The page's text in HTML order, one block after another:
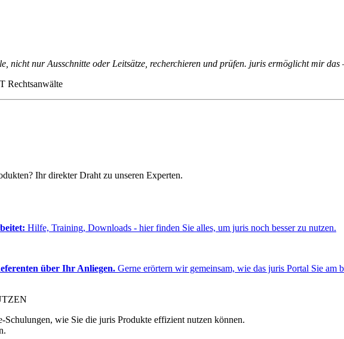
nicht nur Ausschnitte oder Leitsätze, recherchieren und prüfen. juris ermöglicht mir
Rechtsanwälte
Ihr direkter Draht zu unseren Experten.
Hilfe, Training, Downloads - hier finden Sie alles, um juris noch besser zu nutzen.
über Ihr Anliegen. Gerne erörtern wir gemeinsam, wie das juris Portal Sie am
Schulungen, wie Sie die juris Produkte effizient nutzen können.